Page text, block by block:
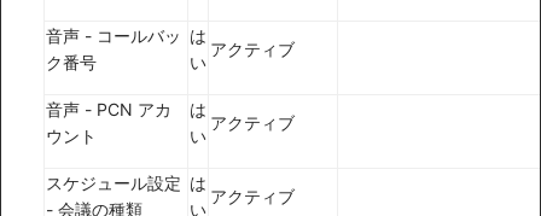
音声 - コールバッ
ク番号
は
い
アクティブ
音声 - PCN アカ
ウント
は
い
アクティブ
スケジュール設定
- 会議の種類
は
い
アクティブ